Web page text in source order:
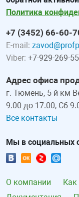
Политика
+7 (3452) 66-60-
E-mail:
Viber: +7-929-269-
Адрес офиса
г. Тюмень, 5-й км
9.00 до 17.00, Сб
Все контакты
Мы в социальных
О компании Как